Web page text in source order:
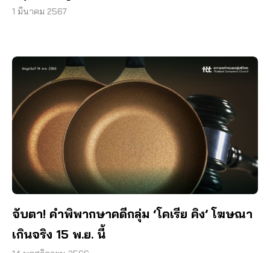
1 มีนาคม 2567
จับตา! คำพิพากษาคดีกลุ่ม ‘โคเรีย คิง’ โฆษณา
เกินจริง 15 พ.ย. นี้